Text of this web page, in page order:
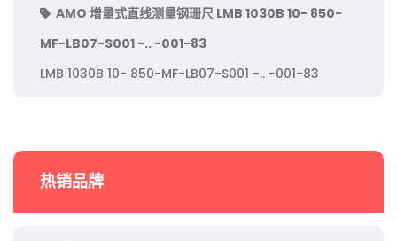
AMO 增量式直线测量钢珊尺 LMB 1030B 10- 850-
MF-LB07-S001 -.. -001-83
LMB 1030B 10- 850-MF-LB07-S001 -.. -001-83
热销品牌